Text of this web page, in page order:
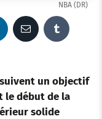
NBA (DR)
n
k
E
a m
un objectif
le début de la
solide